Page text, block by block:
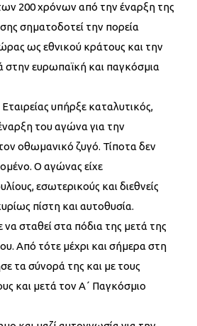
200 χρόνων από την έναρξη της
σηματοδοτεί την πορεία
ως εθνικού κράτους και την
στην ευρωπαϊκή και παγκόσμια
υπήρξε καταλυτικός,
του αγώνα για την
οθωμανικό ζυγό. Τίποτα δεν
Ο αγώνας είχε
εσωτερικούς και διεθνείς
πίστη και αυτοθυσία.
σταθεί στα πόδια της μετά της
Από τότε μέχρι και σήμερα στη
τα σύνορά της και με τους
και μετά τον Α΄ Παγκόσμιο